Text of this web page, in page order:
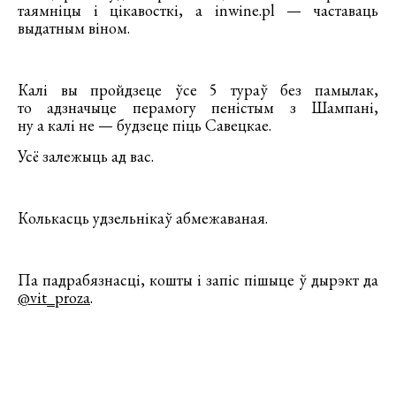
таямніцы і цікавосткі, а inwine.pl — частаваць
выдатным віном.
Калі вы пройдзеце ўсе 5 тураў без памылак,
то адзначыце перамогу пеністым з Шампані,
ну а калі не — будзеце піць Савецкае.
Усё залежыць ад вас.
Колькасць удзельнікаў абмежаваная.
Па падрабязнасці, кошты і запіс пішыце ў дырэкт да
@vit_proza.